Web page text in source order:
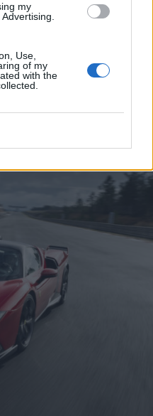
my
Use,
of my
with the
ultra esclusiva ispirata